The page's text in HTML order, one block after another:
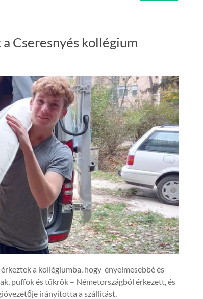
Cseresnyés kollégium
a kollégiumba, hogy ényelmesebbé és
puffok és tükrök – Németországból érkezett, és
irányította a szállítást,